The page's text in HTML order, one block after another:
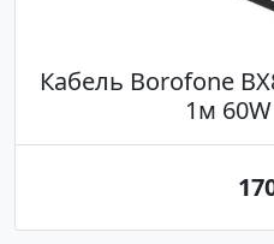
Кабель Borofone
1м